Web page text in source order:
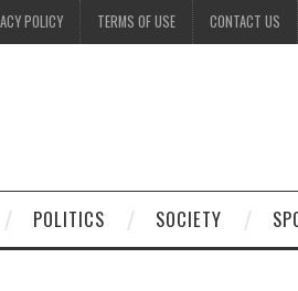
POLICY TERMS OF USE CONTACT US
POLITICS SOCIETY